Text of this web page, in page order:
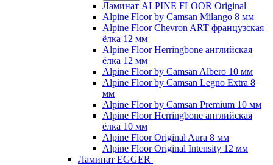
Ламинат ALPINE FLOOR Original
Alpine Floor by Camsan Milango 8 мм
Alpine Floor Chevron ART французская
ёлка 12 мм
Alpine Floor Herringbone английская
ёлка 12 мм
Alpine Floor by Camsan Albero 10 мм
Alpine Floor by Camsan Legno Extra 8
мм
Alpine Floor by Camsan Premium 10 мм
Alpine Floor Herringbone английская
ёлка 10 мм
Alpine Floor Original Aura 8 мм
Alpine Floor Original Intensity 12 мм
Ламинат EGGER